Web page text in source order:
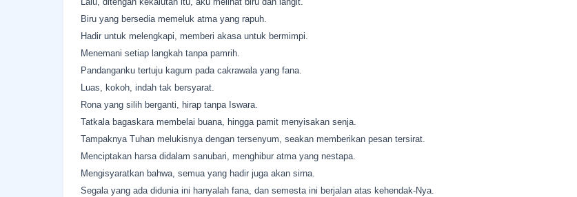
Biru yang bersedia memeluk atma yang rapuh.
Hadir untuk melengkapi, memberi akasa untuk bermimpi.
Menemani setiap langkah tanpa pamrih.
Pandanganku tertuju kagum pada cakrawala yang fana.
Luas, kokoh, indah tak bersyarat.
Rona yang silih berganti, hirap tanpa Iswara.
Tatkala bagaskara membelai buana, hingga pamit menyisakan senja.
Tampaknya Tuhan melukisnya dengan tersenyum, seakan memberikan pesan tersirat.
Menciptakan harsa didalam sanubari, menghibur atma yang nestapa.
Mengisyaratkan bahwa, semua yang hadir juga akan sirna.
Segala yang ada didunia ini hanyalah fana, dan semesta ini berjalan atas kehendak-Nya.